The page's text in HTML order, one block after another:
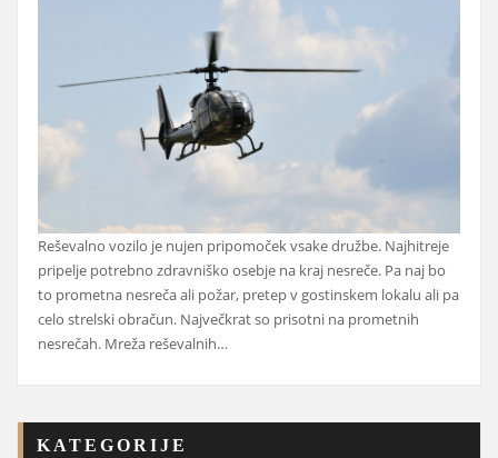
Reševalno vozilo je nujen pripomoček vsake družbe. Najhitreje
pripelje potrebno zdravniško osebje na kraj nesreče. Pa naj bo
to prometna nesreča ali požar, pretep v gostinskem lokalu ali pa
celo strelski obračun. Največkrat so prisotni na prometnih
nesrečah. Mreža reševalnih…
KATEGORIJE